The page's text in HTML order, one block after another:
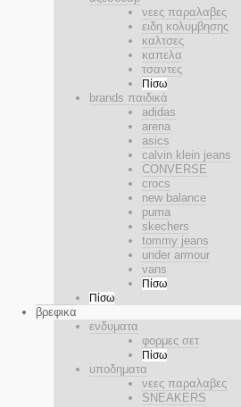
νεες παραλαβες
ειδη κολυμβησης
καλτσες
καπελα
τσαντες
Πίσω
brands παιδικά
adidas
arena
asics
calvin klein jeans
CONVERSE
crocs
new balance
puma
skechers
tommy jeans
under armour
vans
Πίσω
Πίσω
βρεφικα
ενδυματα
φορμες σετ
Πίσω
υποδηματα
νεες παραλαβες
SNEAKERS